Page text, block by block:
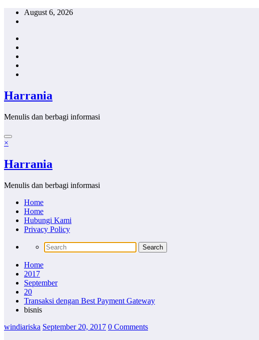
Skip
August 6, 2026
Harrania
Menulis dan berbagi informasi
×
Harrania
Menulis dan berbagi informasi
Home
Home
Hubungi Kami
Privacy Policy
Home
2017
September
20
Transaksi dengan Best Payment Gateway
bisnis
windiariska September 20, 2017 0 Comments